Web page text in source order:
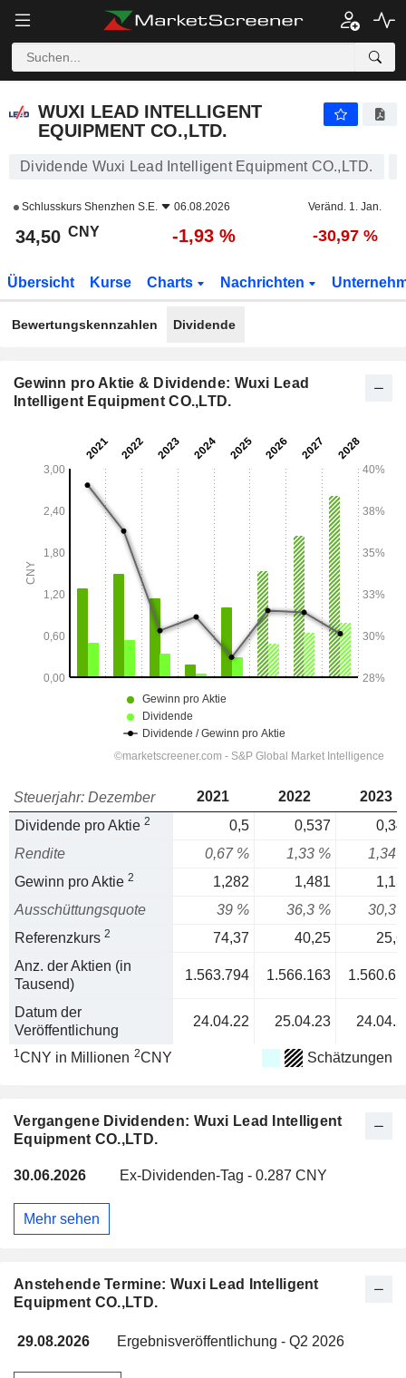
WUXI LEAD INTELLIGENT
EQUIPMENT CO.,LTD.
Dividende Wuxi Lead Intelligent Equipment CO.,LTD.
Schlusskurs Shenzhen S.E. 06.08.2026 Veränd. 1. Jan.
34,50 CNY -1,93 % -30,97 %
Übersicht Kurse Charts Nachrichten
Bewertungskennzahlen Dividende
Gewinn pro Aktie & Dividende: Wuxi Lead
Intelligent Equipment CO.,LTD.
Steuerjahr: Dezember 2021 2022
2023
Dividende pro Aktie 2 0,5 0,537
Rendite
0,67 % 1,33 %
1,34
Gewinn pro Aktie 2 1,282 1,481
Ausschüttungsquote
39 % 36,3 %
30,3
Referenzkurs 2 74,37 40,25
Anz. der Aktien (in
Tausend)
1.563.794 1.566.163
Datum der
Veröffentlichung
24.04.22 25.04.23
1CNY in Millionen 2CNY Schätzungen
Vergangene Dividenden: Wuxi Lead Intelligent
Equipment CO.,LTD.
30.06.2026 Ex-Dividenden-Tag - 0.287 CNY
Mehr sehen
Anstehende Termine: Wuxi Lead Intelligent
Equipment CO.,LTD.
29.08.2026 Ergebnisveröffentlichung - Q2 2026